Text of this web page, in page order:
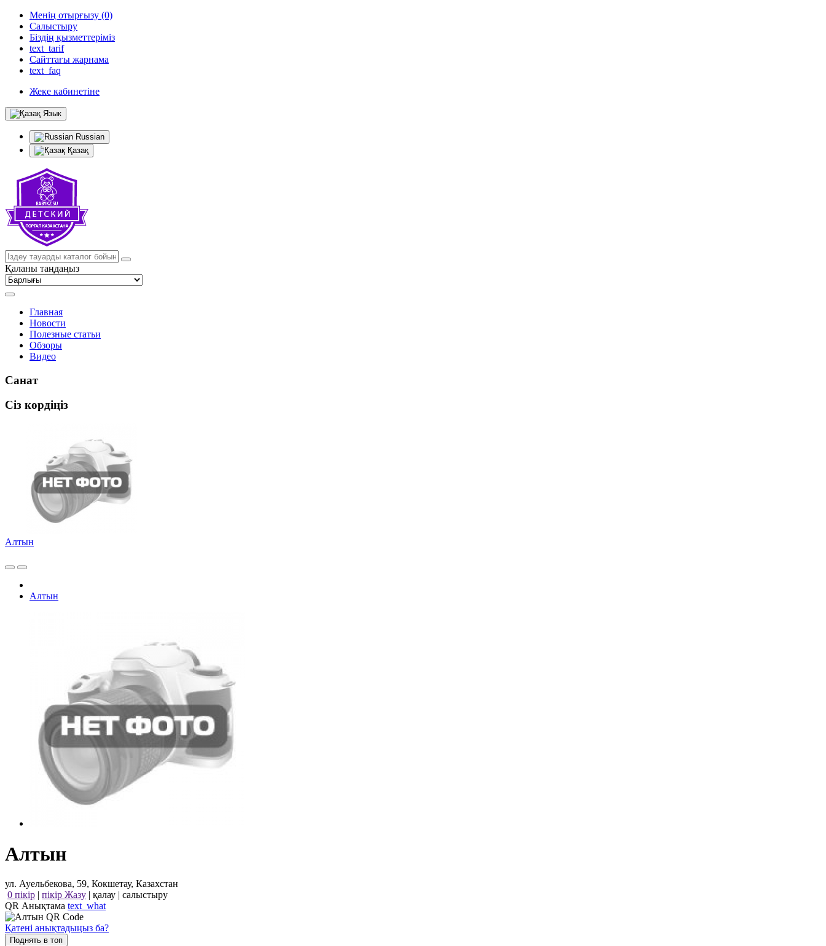
Менің отырғызу (0)
Салыстыру
Біздің қызметтеріміз
text_tarif
Сайттағы жарнама
text_faq
Жеке кабинетіне
Язык
Russian
Қазақ
Қаланы таңдаңыз
Главная
Новости
Полезные статьи
Обзоры
Видео
Санат
Сіз көрдіңіз
Алтын
Алтын
Алтын
ул. Ауельбекова, 59, Кокшетау, Казахстан
0 пікір | пікір Жазу | қалау | салыстыру
QR Анықтама text_what
Қатені анықтадыңыз ба?
Поднять в топ